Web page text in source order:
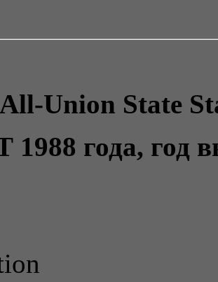
Union State
года, год